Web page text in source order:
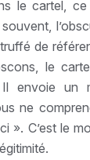
le cartel,
de
le
Il envoie un
ne
». C’est le